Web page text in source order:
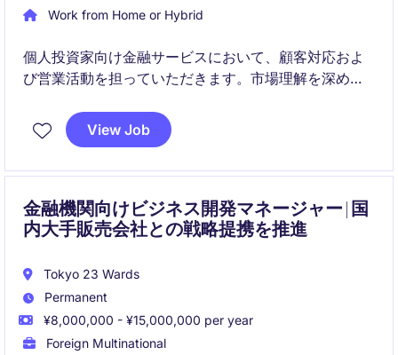
Work from Home or Hybrid
個人投資家向け金融サービスにおいて、顧客対応およ
び営業活動を担っていただきます。市場理解を深めな
指せるポジションです。
View Job
金融機関向けビジネス開発マネージャー | 国
内大手販売会社との戦略提携を推進
Tokyo 23 Wards
Permanent
¥8,000,000 - ¥15,000,000 per year
Foreign Multinational